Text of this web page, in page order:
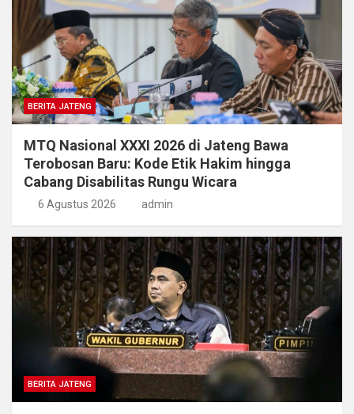
BERITA JATENG
MTQ Nasional XXXI 2026 di Jateng Bawa
Terobosan Baru: Kode Etik Hakim hingga
Cabang Disabilitas Rungu Wicara
6 Agustus 2026 admin
BERITA JATENG